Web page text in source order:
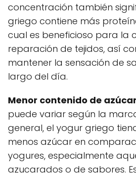
concentración también
griego contiene más
cual es beneficioso para la
reparación de tejidos, así
mantener la sensación de
largo del día.
Menor contenido de
puede variar según la
general, el yogur griego
menos azúcar en
yogures, especialmente
azucarados o de sabores.